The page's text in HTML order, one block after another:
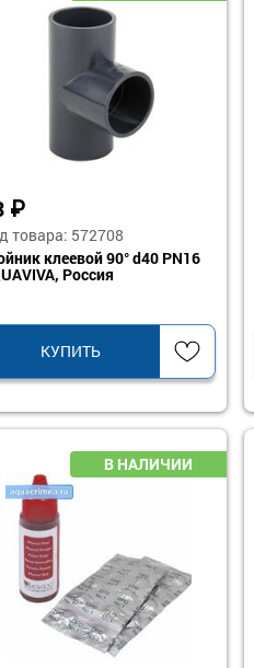
₽
товара: 572708
клеевой 90° d40 PN16
Россия
КУПИТЬ